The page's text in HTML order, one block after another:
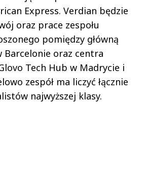
Express. Verdian będzie
oraz prace zespołu
pomiędzy główną
Barcelonie oraz centra
Tech Hub w Madrycie i
zespół ma liczyć łącznie
najwyższej klasy.